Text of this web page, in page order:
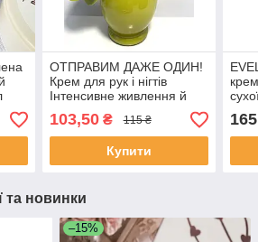
ОТПРАВИМ ДАЖЕ ОДИН!
Крем для рук і нігтів
Інтенсивне живлення й
захист з оливковою й
обліпиховою олією 275 мл
103,50₴ 115 ₴
Купити
165
та новинки
–15%